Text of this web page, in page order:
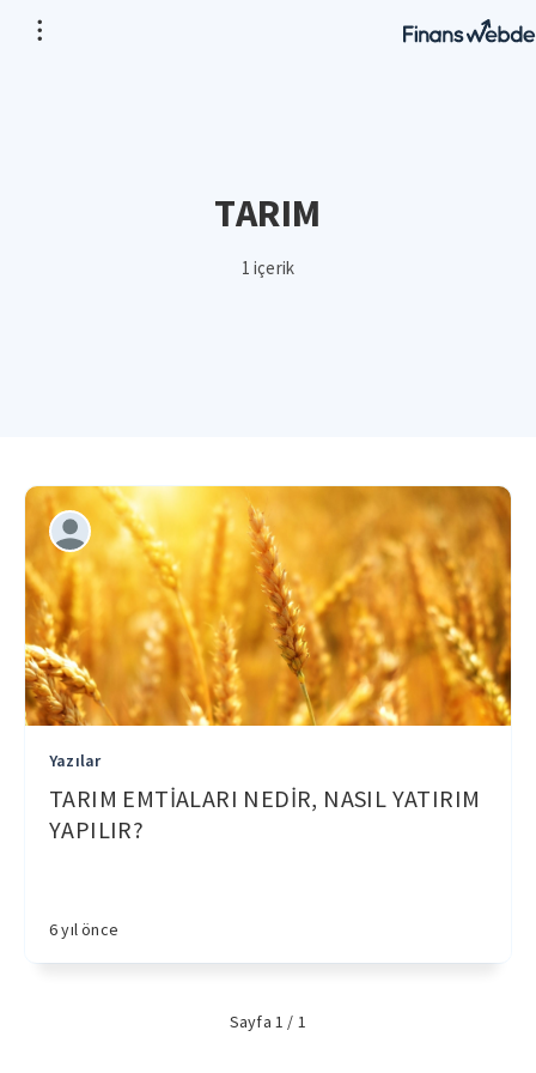
TARIM
1 içerik
Yazılar
TARIM EMTİALARI NEDİR, NASIL YATIRIM
YAPILIR?
6 yıl önce
Sayfa 1 / 1